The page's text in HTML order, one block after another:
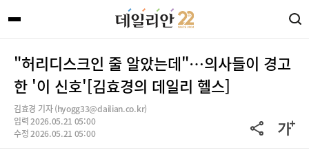
"허리디스크인 줄 알았는데"…의사들이 경고
한 '이 신호'[김효경의 데일리 헬스]
김효경 기자 (hyogg33@dailian.co.kr)
입력 2026.05.21 05:00
수정 2026.05.21 05:00